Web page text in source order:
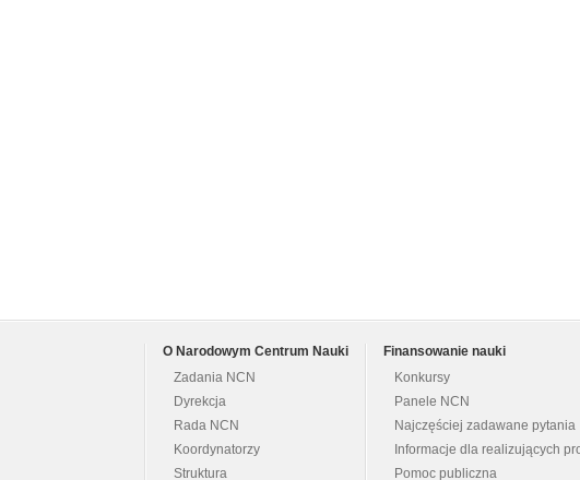
O Narodowym Centrum Nauki
Zadania NCN
Dyrekcja
Rada NCN
Koordynatorzy
Struktura
Finansowanie nauki
Konkursy
Panele NCN
Najczęściej zadawane pytania
Informacje dla realizujących
Pomoc publiczna